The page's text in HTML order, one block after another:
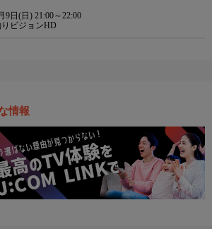
9日(日) 21:00～22:00
ビジョンHD
情報